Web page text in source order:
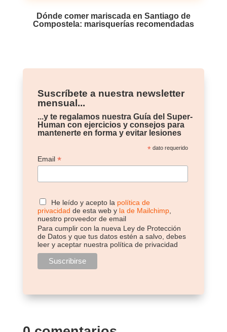
Dónde comer mariscada en Santiago de
Compostela: marisquerías recomendadas
Suscríbete a nuestra newsletter
mensual...
...y te regalamos nuestra Guía del Super-
Human con ejercicios y consejos para
mantenerte en forma y evitar lesiones
*dato requerido
Email*
He leído y acepto la política de
privacidad de esta web y la de Mailchimp
nuestro proveedor de email
Para cumplir con la nueva Ley de Protección
de Datos y que tus datos estén a salvo, debes
leer y aceptar nuestra política de privacidad